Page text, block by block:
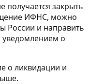
получается закрыть
ИФНС, можно
России и направить
уведомлением о
о ликвидации и